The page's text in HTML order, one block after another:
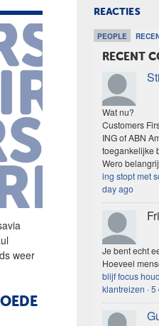
weer
REACTIES
PEOPLE
RECENT
Wat nu?
Customers
ING of ABN
toegankelijke
Wero
ing stopt met
day ago
Je bent echt
Hoeveel
blijf focus
klantreizen ·5